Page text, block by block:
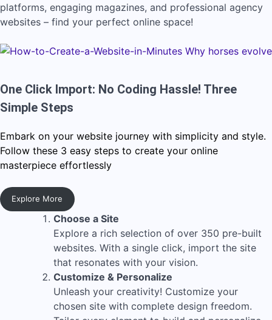
platforms, engaging magazines, and professional agency
websites – find your perfect online space!
One Click Import: No Coding Hassle! Three
Simple Steps
Embark on your website journey with simplicity and style.
Follow these 3 easy steps to create your online
masterpiece effortlessly
Explore More
Choose a Site
Explore a rich selection of over 350 pre-built
websites. With a single click, import the site
that resonates with your vision.
Customize & Personalize
Unleash your creativity! Customize your
chosen site with complete design freedom.